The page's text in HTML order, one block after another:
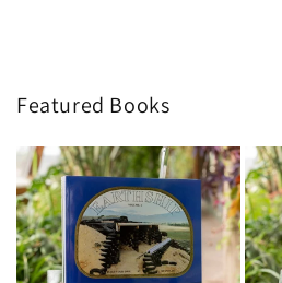
Featured Books